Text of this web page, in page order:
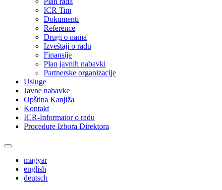
ICR Tim
Dokumenti
Reference
Drugi o nama
Izveštaji o radu
Finansije
Plan javnih nabavki
Partnerske organizacije
Usluge
Javne nabavke
Opština Kanjiža
Kontakt
ICR-Informator o radu
Procedure Izbora Direktora
magyar
english
deutsch